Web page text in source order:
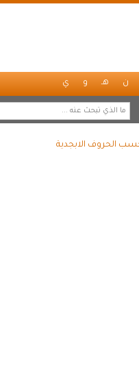
ن هـ و ي
الحروف الابجدية